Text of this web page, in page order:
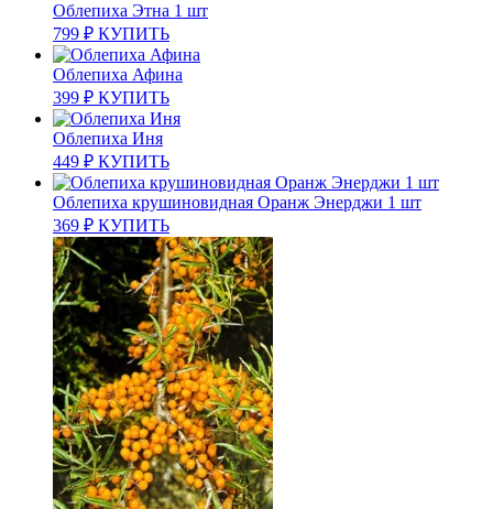
Облепиха Этна 1 шт
799 ₽ КУПИТЬ
Облепиха Афина
399 ₽ КУПИТЬ
Облепиха Иня
449 ₽ КУПИТЬ
Облепиха крушиновидная Оранж Энерджи 1 шт
369 ₽ КУПИТЬ